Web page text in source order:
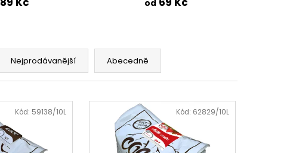
od
Nejprodávanější Abecedně
Kód: 59138/10L Kód: 62829/10L